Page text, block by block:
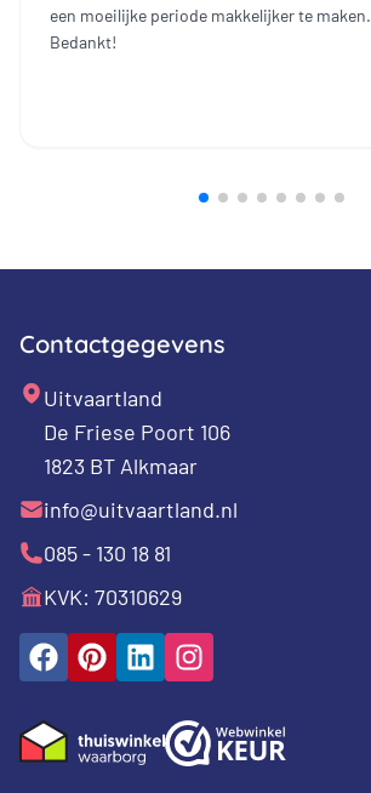
een moeilijke periode makkelijker te maken.
Bedankt!
Contactgegevens
Uitvaartland
De Friese Poort 106
1823 BT Alkmaar
info@uitvaartland.nl
085 - 130 18 81
KVK: 70310629